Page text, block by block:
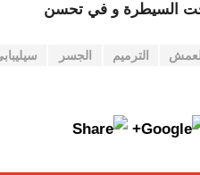
تحت السيطرة و في تحسن
الترميم الجسر